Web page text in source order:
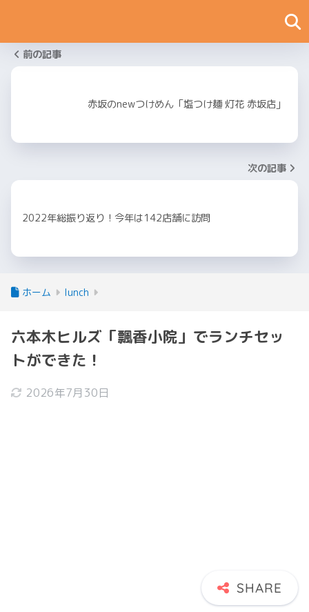
前の記事
赤坂のnewつけめん「塩つけ麺 灯花 赤坂店」
次の記事
2022年総振り返り！今年は142店舗に訪問
ホーム lunch
六本木ヒルズ「飄香小院」でランチセッ
トができた！
2026年7月30日